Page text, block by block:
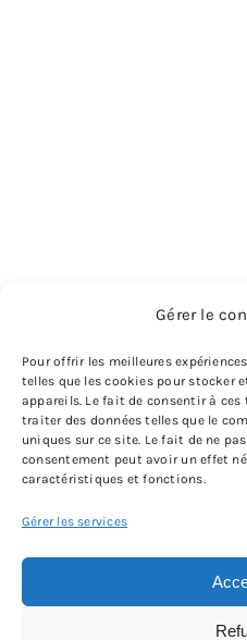
Gérer le
Pour offrir les meilleures
telles que les cookies pour stocker
appareils. Le fait de consentir à
traiter des données telles que le
uniques sur ce site. Le fait de ne
consentement peut avoir un effet
caractéristiques et fonctions.
Gérer les services